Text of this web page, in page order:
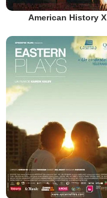
American History X